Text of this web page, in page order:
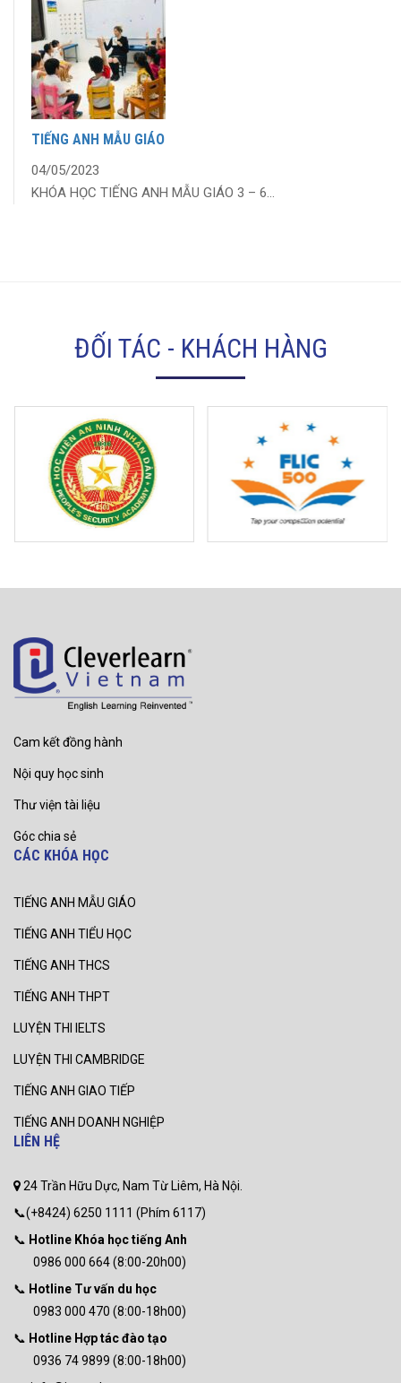
TIẾNG ANH MẪU GIÁO
04/05/2023
KHÓA HỌC TIẾNG ANH MẪU GIÁO 3 – 6...
ĐỐI TÁC - KHÁCH HÀNG
Cam kết đồng hành
Nội quy học sinh
Thư viện tài liệu
Góc chia sẻ
CÁC KHÓA HỌC
TIẾNG ANH MẪU GIÁO
TIẾNG ANH TIỂU HỌC
TIẾNG ANH THCS
TIẾNG ANH THPT
LUYỆN THI IELTS
LUYỆN THI CAMBRIDGE
TIẾNG ANH GIAO TIẾP
TIẾNG ANH DOANH NGHIỆP
LIÊN HỆ
24 Trần Hữu Dực, Nam Từ Liêm, Hà Nội.
📞(+8424) 6250 1111 (Phím 6117)
📞 Hotline Khóa học tiếng Anh
0986 000 664 (8:00-20h00)
📞 Hotline Tư vấn du học
0983 000 470 (8:00-18h00)
📞 Hotline Hợp tác đào tạo
0936 74 9899 (8:00-18h00)